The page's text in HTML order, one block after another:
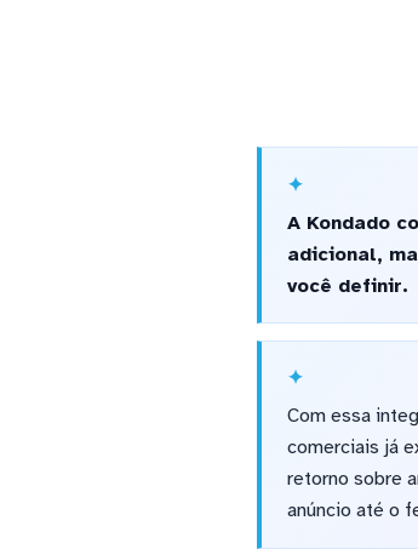
A Kondado
adicional,
você definir.
Com essa
comerciais já
retorno sobre
anúncio até o